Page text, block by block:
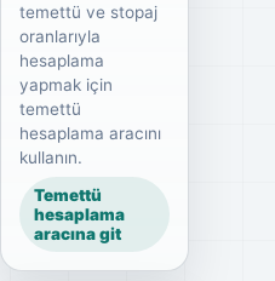
temettü ve stopaj
oranlarıyla
hesaplama
yapmak için
temettü
hesaplama aracını
kullanın.
Temettü
hesaplama
aracına git